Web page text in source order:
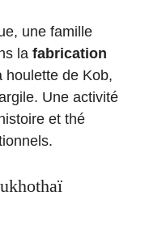
une famille
la fabrication
houlette de Kob,
Une activité
et thé